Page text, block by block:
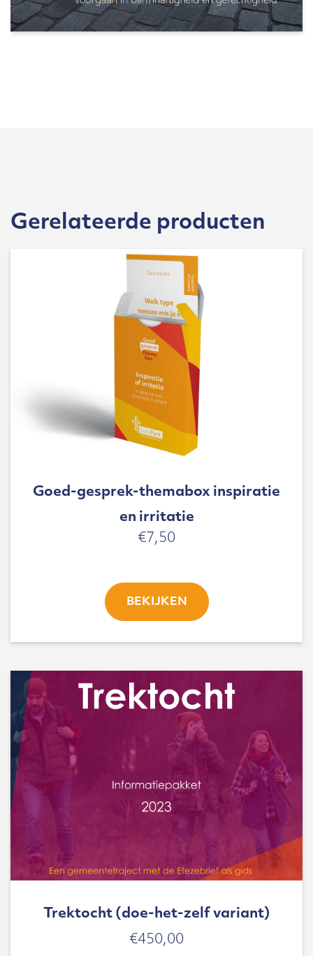
Gerelateerde producten
Goed-gesprek-themabox inspiratie
en irritatie
€7,50
BEKIJKEN
Trektocht (doe-het-zelf variant)
€450,00